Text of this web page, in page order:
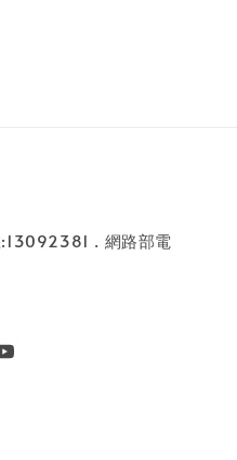
. 網路部電